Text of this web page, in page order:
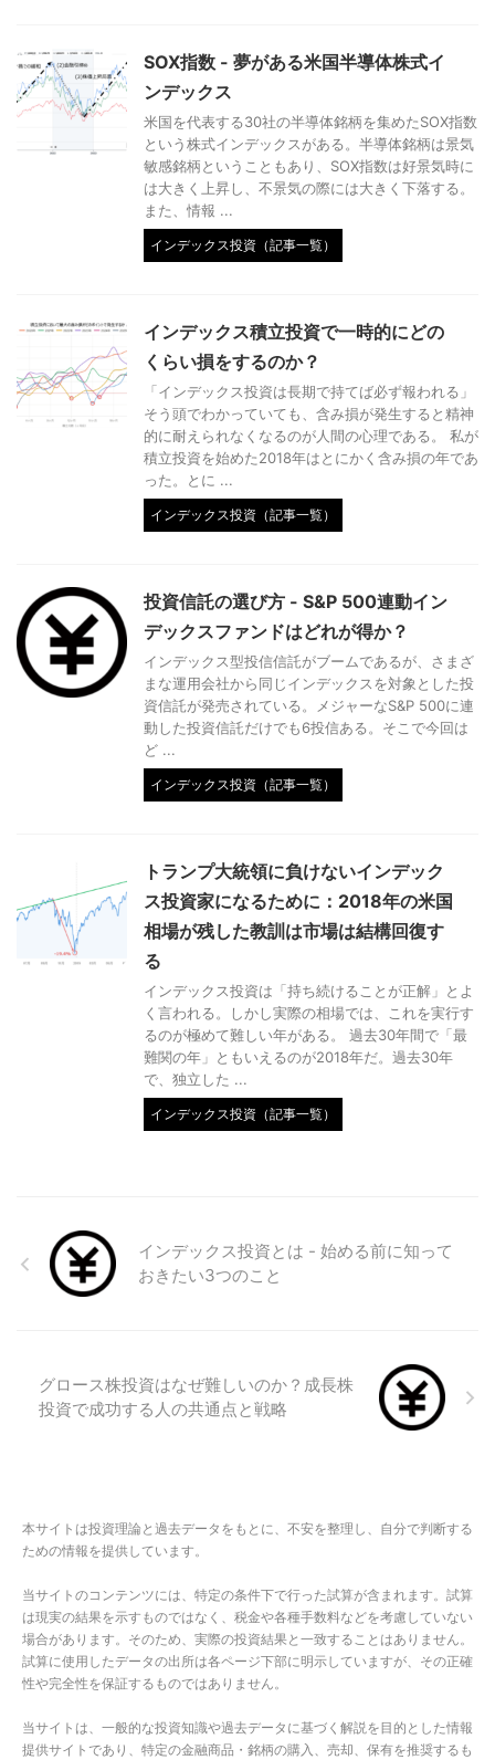
SOX指数 - 夢がある米国半導体株式イ
ンデックス
米国を代表する30社の半導体銘柄を集めたSOX指数
という株式インデックスがある。半導体銘柄は景気
敏感銘柄ということもあり、SOX指数は好景気時に
は大きく上昇し、不景気の際には大きく下落する。
また、情報 ...
インデックス投資（記事一覧）
インデックス積立投資で一時的にどの
くらい損をするのか？
「インデックス投資は長期で持てば必ず報われる」
そう頭でわかっていても、含み損が発生すると精神
的に耐えられなくなるのが人間の心理である。 私が
積立投資を始めた2018年はとにかく含み損の年であ
った。とに ...
インデックス投資（記事一覧）
投資信託の選び方 - S&P 500連動イン
デックスファンドはどれが得か？
インデックス型投信信託がブームであるが、さまざ
まな運用会社から同じインデックスを対象とした投
資信託が発売されている。メジャーなS&P 500に連
動した投資信託だけでも6投信ある。そこで今回は
ど ...
インデックス投資（記事一覧）
トランプ大統領に負けないインデック
ス投資家になるために：2018年の米国
相場が残した教訓は市場は結構回復す
る
インデックス投資は「持ち続けることが正解」とよ
く言われる。しかし実際の相場では、これを実行す
るのが極めて難しい年がある。 過去30年間で「最
難関の年」ともいえるのが2018年だ。過去30年
で、独立した ...
インデックス投資（記事一覧）
インデックス投資とは - 始める前に知って
おきたい3つのこと
グロース株投資はなぜ難しいのか？成長株
投資で成功する人の共通点と戦略
本サイトは投資理論と過去データをもとに、不安を整理し、自分で判断する
ための情報を提供しています。
当サイトのコンテンツには、特定の条件下で行った試算が含まれます。試算
は現実の結果を示すものではなく、税金や各種手数料などを考慮していない
場合があります。そのため、実際の投資結果と一致することはありません。
試算に使用したデータの出所は各ページ下部に明示していますが、その正確
性や完全性を保証するものではありません。
当サイトは、一般的な投資知識や過去データに基づく解説を目的とした情報
提供サイトであり、特定の金融商品・銘柄の購入、売却、保有を推奨するも